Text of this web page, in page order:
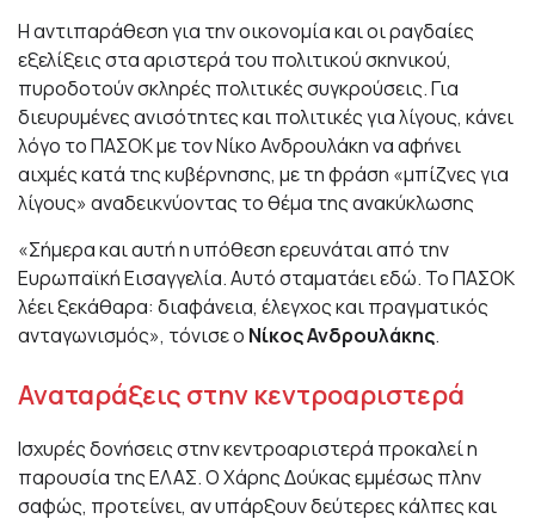
Η αντιπαράθεση για την οικονομία και οι ραγδαίες
εξελίξεις στα αριστερά του πολιτικού σκηνικού,
πυροδοτούν σκληρές πολιτικές συγκρούσεις. Για
διευρυμένες ανισότητες και πολιτικές για λίγους, κάνει
λόγο το ΠΑΣΟΚ με τον Νίκο Ανδρουλάκη να αφήνει
αιχμές κατά της κυβέρνησης, με τη φράση «μπίζνες για
λίγους» αναδεικνύοντας το θέμα της ανακύκλωσης
«Σήμερα και αυτή η υπόθεση ερευνάται από την
Ευρωπαϊκή Εισαγγελία. Αυτό σταματάει εδώ. Το ΠΑΣΟΚ
λέει ξεκάθαρα: διαφάνεια, έλεγχος και πραγματικός
ανταγωνισμός», τόνισε ο Νίκος Ανδρουλάκης.
Αναταράξεις στην κεντροαριστερά
Ισχυρές δονήσεις στην κεντροαριστερά προκαλεί η
παρουσία της ΕΛΑΣ. Ο Χάρης Δούκας εμμέσως πλην
σαφώς, προτείνει, αν υπάρξουν δεύτερες κάλπες και